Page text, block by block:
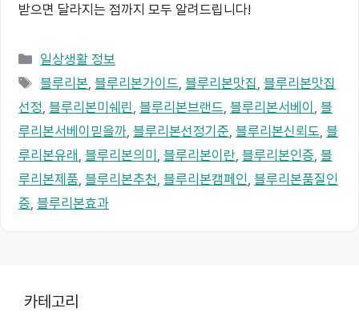
받으면 달라지는 점까지 모두 알려드립니다!
카
테
리
일상생활 정보
태
그
블루리본 ,블루리본가이드 ,블루리본맛집 ,블루리본맛집
선정 블루리본미쉐린 블루리본브랜드 블루리본서베이 블
루리본서베이믿을까 블루리본선정기준 블루리본신뢰도 블
루리본유래 블루리본의미 블루리본이란 블루리본인증 블
루리본제품 블루리본추천 블루리본캠페인 블루리본품질인
증 블루리본효과
카테고리